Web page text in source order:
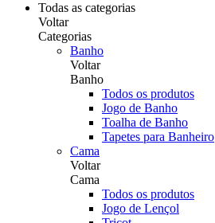
Todas as categorias
Voltar
Categorias
Banho
Voltar
Banho
Todos os produtos
Jogo de Banho
Toalha de Banho
Tapetes para Banheiro
Cama
Voltar
Cama
Todos os produtos
Jogo de Lençol